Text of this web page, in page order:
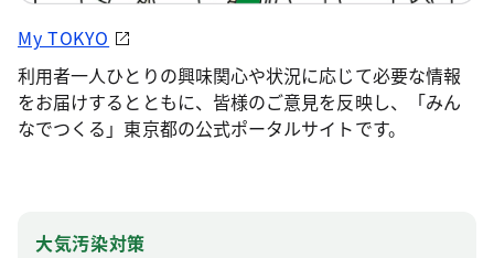
My TOKYO
利用者一人ひとりの興味関心や状況に応じて必要な情報
をお届けするとともに、皆様のご意見を反映し、「みん
なでつくる」東京都の公式ポータルサイトです。
大気汚染対策